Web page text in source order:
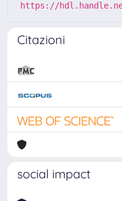
https://
Citazioni
social impact